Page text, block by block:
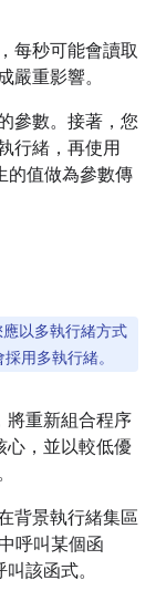
每秒可能會讀取
嚴重影響。
參數。接著，您
行緒，再使用
的值做為參數傳
以多執行緒方式
用多執行緒。
將重新組合程序
心，並以較低優
背景執行緒集區
呼叫某個函
該函式。